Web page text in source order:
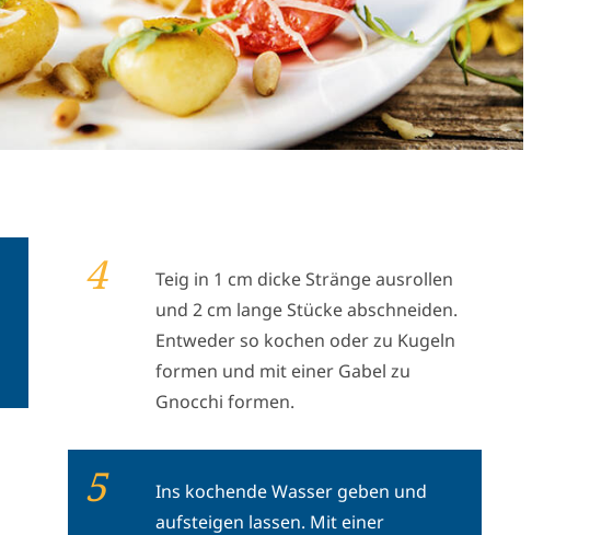
4
Teig in 1 cm dicke Stränge ausrollen
und 2 cm lange Stücke abschneiden.
Entweder so kochen oder zu Kugeln
formen und mit einer Gabel zu
Gnocchi formen.
5
Ins kochende Wasser geben und
aufsteigen lassen. Mit einer